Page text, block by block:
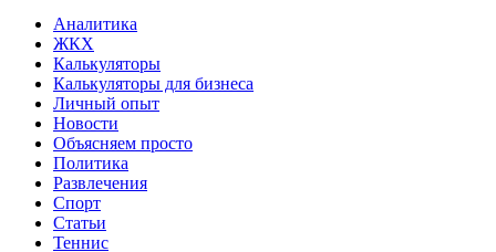
Аналитика
ЖКХ
Калькуляторы
Калькуляторы для бизнеса
Личный опыт
Новости
Объясняем просто
Политика
Развлечения
Спорт
Статьи
Теннис